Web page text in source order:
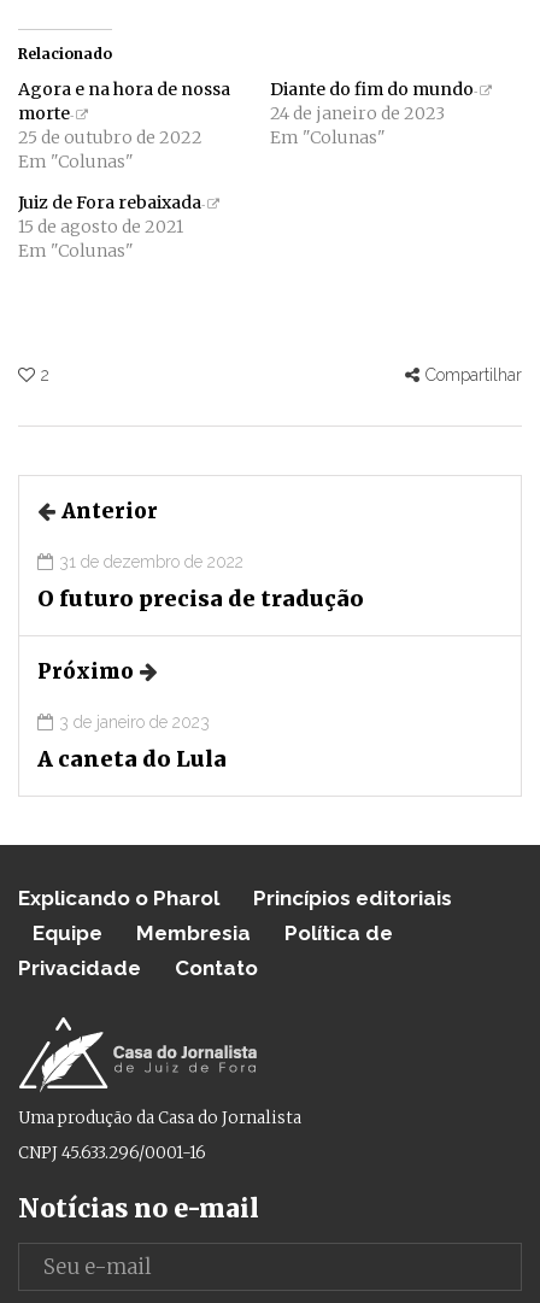
Relacionado
Agora e na hora de nossa
morte
25 de outubro de 2022
Em "Colunas"
Diante do fim do mundo
24 de janeiro de 2023
Em "Colunas"
Juiz de Fora rebaixada
15 de agosto de 2021
Em "Colunas"
2 Compartilhar
Anterior
31 de dezembro de 2022
O futuro precisa de tradução
Próximo
3 de janeiro de 2023
A caneta do Lula
Explicando o Pharol
Princípios editoriais
Equipe
Membresia
Política de
Privacidade
Contato
Uma produção da Casa do Jornalista
CNPJ 45.633.296/0001-16
Notícias no e-mail